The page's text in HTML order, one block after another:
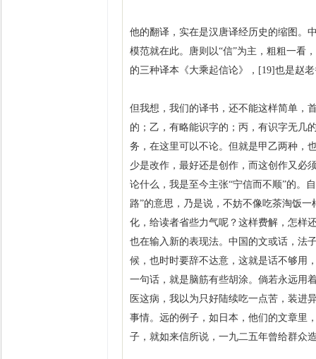
他的翻译，实在是汉唐译经历史的缩图。
模范就在此。唐则以“信”为主，粗粗一看
的三种译本《大乘起信论》，[19]也是赵
但我想，我们的译书，还不能这样简单，
的；乙，有略能识字的；丙，有识字无几
务，在这里可以不论。但就是甲乙两种，
少是改作，最好还是创作，而这创作又必
论什么，我是至今主张“宁信而不顺”的。
路”的意思，乃是说，不妨不像吃茶淘饭
化，给读者省些力气呢？这样费解，怎样
也在输入新的表现法。中国的文或话，法
候，也时时要辞不达意，这就是话不够用
一句话，就是脑筋有些胡涂。倘若永远用
医这病，我以为只好陆续吃一点苦，装进
事情。远的例子，如日本，他们的文章里
子，就如来信所说，一九二五年曾给群众